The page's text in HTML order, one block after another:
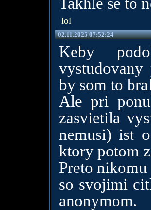
lol
02.11.2025 07:52:24
Keby
by som to
Ale pri
zasvietila
nemusi) ist
ktory potom
Preto
so svojimi
anonymom.